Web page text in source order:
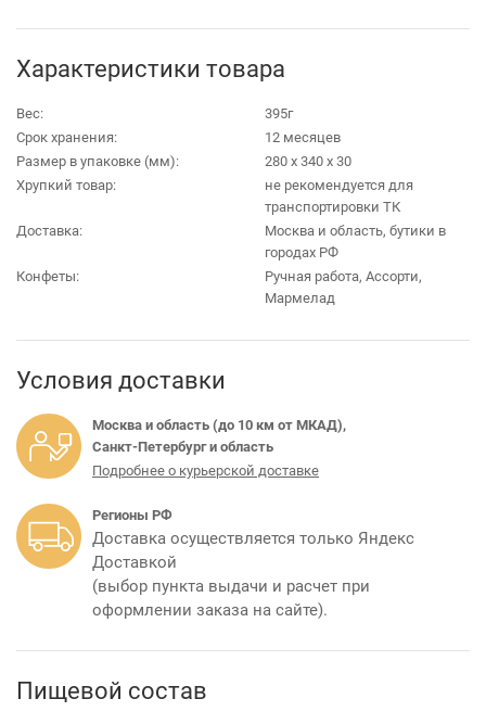
Характеристики товара
Вес:
395г
Срок хранения:
12 месяцев
Размер в упаковке (мм):
280 х 340 х 30
Хрупкий товар:
не рекомендуется для
транспортировки ТК
Доставка:
Москва и область, бутики в
городах РФ
Конфеты:
Ручная работа, Ассорти,
Мармелад
Условия доставки
Москва и область (до 10 км от МКАД),
Санкт-Петербург и область
Подробнее о курьерской доставке
Регионы РФ
Доставка осуществляется только Яндекс
Доставкой
(выбор пункта выдачи и расчет при
оформлении заказа на сайте).
Пищевой состав